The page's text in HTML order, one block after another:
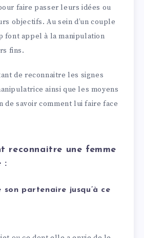
faire passer leurs idées ou
objectifs. Au sein d’un couple
font appel à la manipulation
fins.
de reconnaitre les signes
ainsi que les moyens
de savoir comment lui faire face
reconnaitre une femme
:
son partenaire jusqu’à ce